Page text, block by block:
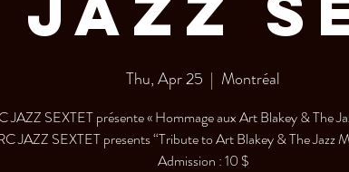
Thu, Apr 25
  |
Montréal
JAZZ SEXTET présente « Hommage aux Art Blakey & The
JAZZ SEXTET presents “Tribute to Art Blakey & The Jazz
Admission : 10 $